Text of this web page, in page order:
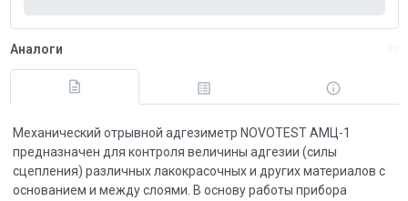
Аналоги
Механический отрывной адгезиметр NOVOTEST АМЦ-1
предназначен для контроля величины адгезии (силы
сцепления) различных лакокрасочных и других материалов с
основанием и между слоями. В основу работы прибора